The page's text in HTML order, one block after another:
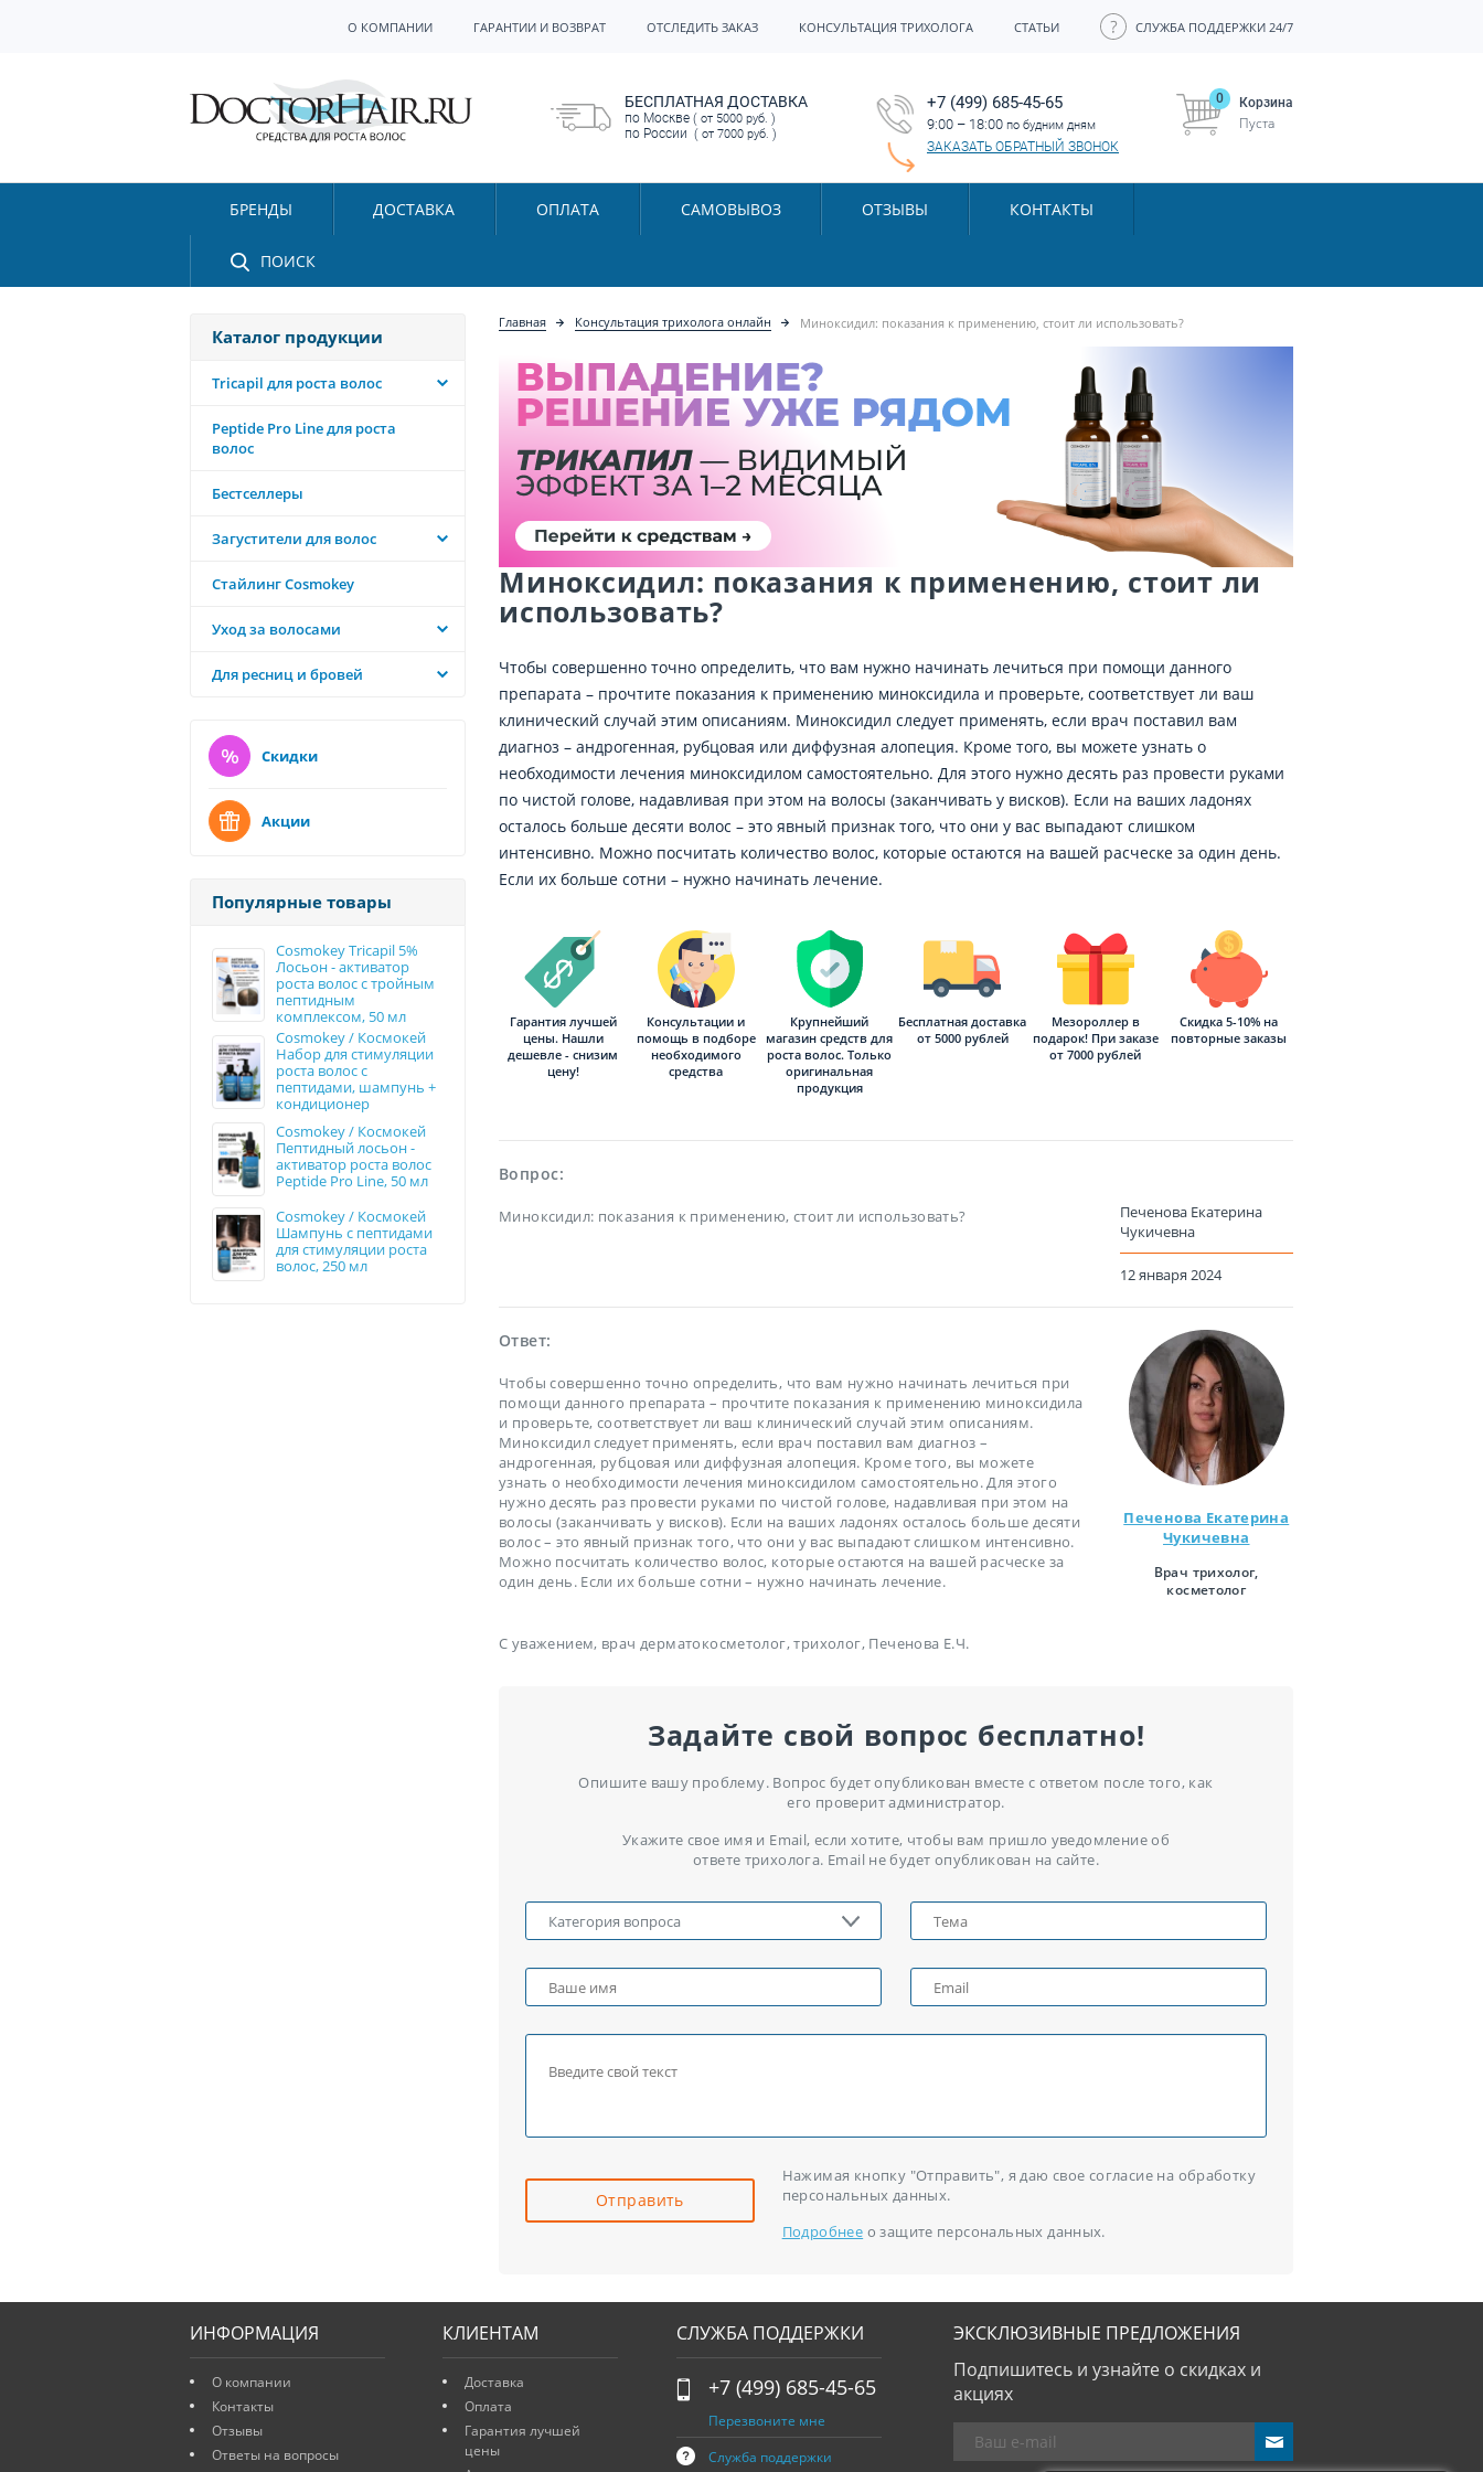
О КОМПАНИИ ГАРАНТИИ И ВОЗВРАТ ОТСЛЕДИТЬ ЗАКАЗ КОНСУЛЬТАЦИЯ ТРИХОЛОГА СТАТЬИ СЛУЖБА ПОДДЕРЖКИ 24/7
БЕСПЛАТНАЯ ДОСТАВКА
по Москве ( от 5000 руб. )
по России ( от 7000 руб. )
+7 (499) 685-45-65
9:00 – 18:00 по будним дням
ЗАКАЗАТЬ ОБРАТНЫЙ ЗВОНОК
Корзина
0
Пуста
БРЕНДЫ ДОСТАВКА ОПЛАТА САМОВЫВОЗ ОТЗЫВЫ КОНТАКТЫ
ПОИСК
Каталог продукции
Tricapil для роста волос
Peptide Pro Line для роста
волос
Бестселлеры
Загустители для волос
Стайлинг Cosmokey
Уход за волосами
Для ресниц и бровей
Скидки
Акции
Популярные товары
Cosmokey Tricapil 5%
Лосьон - активатор
роста волос с тройным
пептидным
комплексом, 50 мл
Cosmokey / Космокей
Набор для стимуляции
роста волос с
пептидами, шампунь +
кондиционер
Cosmokey / Космокей
Пептидный лосьон -
активатор роста волос
Peptide Pro Line, 50 мл
Cosmokey / Космокей
Шампунь с пептидами
для стимуляции роста
волос, 250 мл
Главная Консультация трихолога онлайн Миноксидил: показания к применению, стоит ли использовать?
Миноксидил: показания к применению, стоит ли
использовать?
Чтобы совершенно точно определить, что вам нужно начинать лечиться при помощи данного
препарата – прочтите показания к применению миноксидила и проверьте, соответствует ли ваш
клинический случай этим описаниям. Миноксидил следует применять, если врач поставил вам
диагноз – андрогенная, рубцовая или диффузная алопеция. Кроме того, вы можете узнать о
необходимости лечения миноксидилом самостоятельно. Для этого нужно десять раз провести руками
по чистой голове, надавливая при этом на волосы (заканчивать у висков). Если на ваших ладонях
осталось больше десяти волос – это явный признак того, что они у вас выпадают слишком
интенсивно. Можно посчитать количество волос, которые остаются на вашей расческе за один день.
Если их больше сотни – нужно начинать лечение.
Гарантия лучшей
цены. Нашли
дешевле - снизим
цену!
Консультации и
помощь в подборе
необходимого
средства
Крупнейший
магазин средств для
роста волос. Только
оригинальная
продукция
Бесплатная доставка
от 5000 рублей
Мезороллер в
подарок! При заказе
от 7000 рублей
Скидка 5-10% на
повторные заказы
Печенова Екатерина
Чукичевна
12 января 2024
Вопрос:
Миноксидил: показания к применению, стоит ли использовать?
Печенова Екатерина
Чукичевна
Врач трихолог,
косметолог
Ответ:
Чтобы совершенно точно определить, что вам нужно начинать лечиться при
помощи данного препарата – прочтите показания к применению миноксидила
и проверьте, соответствует ли ваш клинический случай этим описаниям.
Миноксидил следует применять, если врач поставил вам диагноз –
андрогенная, рубцовая или диффузная алопеция. Кроме того, вы можете
узнать о необходимости лечения миноксидилом самостоятельно. Для этого
нужно десять раз провести руками по чистой голове, надавливая при этом на
волосы (заканчивать у висков). Если на ваших ладонях осталось больше десяти
волос – это явный признак того, что они у вас выпадают слишком интенсивно.
Можно посчитать количество волос, которые остаются на вашей расческе за
один день. Если их больше сотни – нужно начинать лечение.
С уважением, врач дерматокосметолог, трихолог, Печенова Е.Ч.
Задайте свой вопрос бесплатно!
Опишите вашу проблему. Вопрос будет опубликован вместе с ответом после того, как
его проверит администратор.
Укажите свое имя и Email, если хотите, чтобы вам пришло уведомление об
ответе трихолога. Email не будет опубликован на сайте.
Отправить
Нажимая кнопку "Отправить", я даю свое согласие на обработку
персональных данных.
Подробнее о защите персональных данных.
ИНФОРМАЦИЯ
О компании
Контакты
Отзывы
Ответы на вопросы
КЛИЕНТАМ
Доставка
Оплата
Гарантия лучшей
цены
СЛУЖБА ПОДДЕРЖКИ
+7 (499) 685-45-65
Перезвоните мне
Служба поддержки
ЭКСКЛЮЗИВНЫЕ ПРЕДЛОЖЕНИЯ
Подпишитесь и узнайте о скидках и
акциях
send